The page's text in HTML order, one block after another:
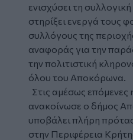
ενισχύσει τη
στηρίξει ενεργά τους
συλλόγους της
αναφοράς για την
την πολιτιστική
όλου του Αποκόρωνα.
Στις αμέσως επόμενες
ανακοίνωσε ο δήμος
υποβάλει πλήρη
στην Περιφέρεια